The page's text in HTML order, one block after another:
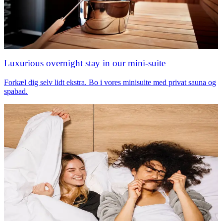
Luxurious overnight stay in our mini-suite
Forkæl dig selv lidt ekstra. Bo i vores minisuite med privat sauna og
spabad.